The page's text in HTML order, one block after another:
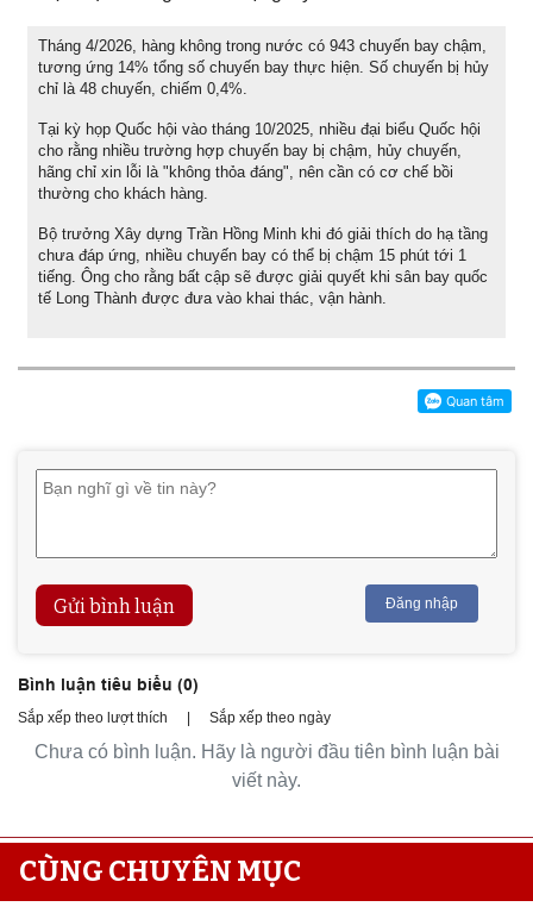
Tháng 4/2026, hàng không trong nước có 943 chuyến bay chậm,
tương ứng 14% tổng số chuyến bay thực hiện. Số chuyến bị hủy
chỉ là 48 chuyến, chiếm 0,4%.
Tại kỳ họp Quốc hội vào tháng 10/2025, nhiều đại biểu Quốc hội
cho rằng nhiều trường hợp chuyến bay bị chậm, hủy chuyến,
hãng chỉ xin lỗi là "không thỏa đáng", nên cần có cơ chế bồi
thường cho khách hàng.
Bộ trưởng Xây dựng Trần Hồng Minh khi đó giải thích do hạ tầng
chưa đáp ứng, nhiều chuyến bay có thể bị chậm 15 phút tới 1
tiếng. Ông cho rằng bất cập sẽ được giải quyết khi sân bay quốc
tế Long Thành được đưa vào khai thác, vận hành.
Gửi bình luận Đăng nhập
Bình luận tiêu biểu (0)
Sắp xếp theo lượt thích Sắp xếp theo ngày
Chưa có bình luận. Hãy là người đầu tiên bình luận bài
viết này.
CÙNG CHUYÊN MỤC